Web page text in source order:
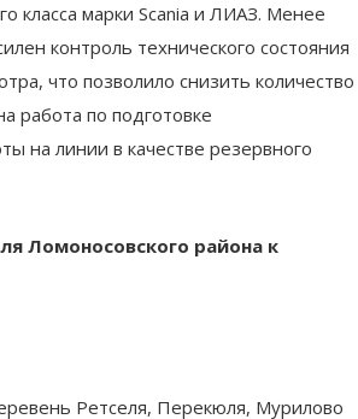
класса марки Scania и ЛИАЗ. Менее
контроль технического состояния
что позволило снизить количество
работа по подготовке
на линии в качестве резервного
Ломоносовского района к
Ретселя, Перекюля, Мурилово